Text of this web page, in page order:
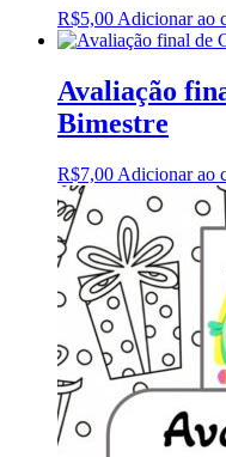
R$5,00 Adicionar ao
Avaliação
Bimestre
R$7,00 Adicionar ao